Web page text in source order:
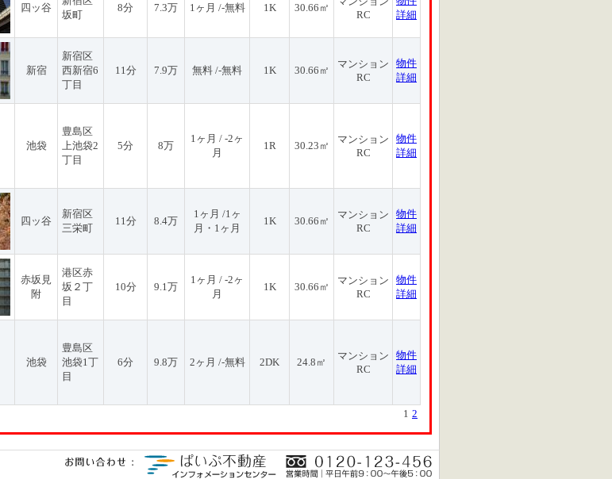
四ッ谷
坂町
8分 7.3万 1ヶ月 /-無料 1K 30.66㎡
RC
詳細
新宿
新宿区
西新宿6
丁目
11分 7.9万 無料 /-無料 1K 30.66㎡
マンション
RC
物件
詳細
池袋
豊島区
上池袋2
丁目
5分 8万
1ヶ月 / -2ヶ
月
1R 30.23㎡
マンション
RC
物件
詳細
四ッ谷
新宿区
三栄町
11分 8.4万
1ヶ月 /1ヶ
月・1ヶ月
1K 30.66㎡
マンション
RC
物件
詳細
赤坂見
附
港区赤
坂２丁
目
10分 9.1万
1ヶ月 / -2ヶ
月
1K 30.66㎡
マンション
RC
物件
詳細
池袋
豊島区
池袋1丁
目
6分 9.8万 2ヶ月 /-無料 2DK 24.8㎡
マンション
RC
物件
詳細
1 2